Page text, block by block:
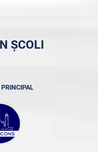
ȘCOLI